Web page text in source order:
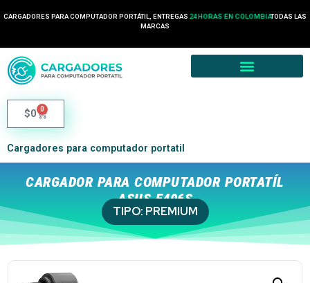
CARGADORES PARA COMPUTADOR PORTÁTIL, ENTREGAS 24 HORAS EN COLOMBIATODAS LAS
MARCAS
$0 0
Cargadores para computador portatil
CARGADOR PARA COMPUTADOR PORTATÍL
ASUS E406S
TIPO: PREMIUM